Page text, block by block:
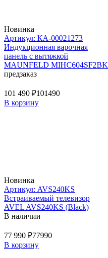
Новинка
Артикул: КА-00021273
Индукционная варочная
панель с вытяжкой
MAUNFELD MIHC604SF2BK
предзаказ
101 490 ₽101490
В корзину
Новинка
Артикул: AVS240KS
Встраиваемый телевизор
AVEL AVS240KS (Black)
В наличии
77 990 ₽77990
В корзину